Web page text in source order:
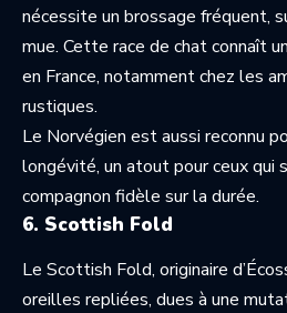
nécessite un brossage fréquent,
mue. Cette race de chat connaît
en France, notamment chez les
rustiques.
Le Norvégien est aussi reconnu
longévité, un atout pour ceux qui
compagnon fidèle sur la durée.
6. Scottish Fold
Le Scottish Fold, originaire
oreilles repliées, dues à une